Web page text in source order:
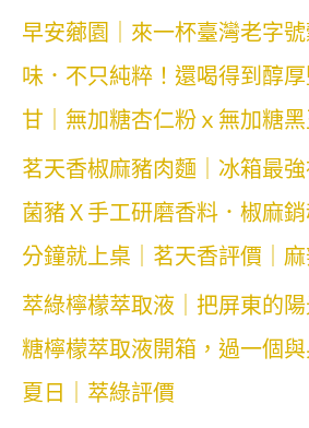
早安薌園｜來一杯臺灣老字
味．不只純粹！還喝得到醇
甘｜無加糖杏仁粉ｘ無加糖
茗天香椒麻豬肉麵｜冰箱最
菌豬Ｘ手工研磨香料．椒麻
分鐘就上桌｜茗天香評價｜
萃綠檸檬萃取液｜把屏東的
糖檸檬萃取液開箱，過一個
夏日｜萃綠評價